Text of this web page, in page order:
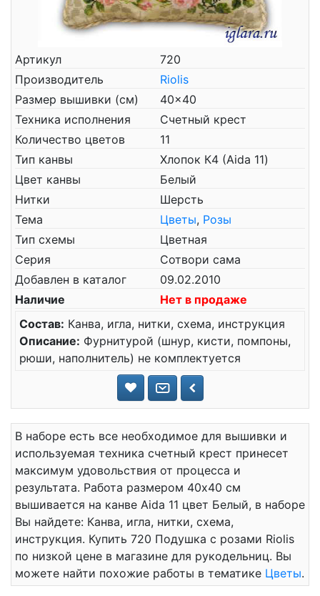
Артикул
720
Производитель
Riolis
Размер вышивки (см)
40x40
Техника исполнения
Счетный крест
Количество цветов
11
Тип канвы
Хлопок К4 (Aida 11)
Цвет канвы
Белый
Нитки
Шерсть
Тема
Цветы, Розы
Тип схемы
Цветная
Серия
Сотвори сама
Добавлен в каталог
09.02.2010
Наличие
Нет в продаже
Состав: Канва, игла, нитки, схема, инструкция
Описание: Фурнитурой (шнур, кисти, помпоны,
рюши, наполнитель) не комплектуется
В наборе есть все необходимое для вышивки и
используемая техника счетный крест принесет
максимум удовольствия от процесса и
результата. Работа размером 40x40 см
вышивается на канве Aida 11 цвет Белый, в наборе
Вы найдете: Канва, игла, нитки, схема,
инструкция. Купить 720 Подушка с розами Riolis
по низкой цене в магазине для рукодельниц. Вы
можете найти похожие работы в тематике Цветы.